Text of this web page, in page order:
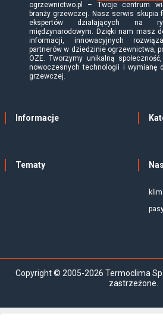
ogrzewnictwo.pl – Twoje centrum
branży grzewczej. Nasz serwis skupia
ekspertów działających na
międzynarodowym. Dzięki nam masz
informacji, innowacyjnych
partnerów w dziedzinie ogrzewnictwa,
OZE. Tworzymy unikalną
nowoczesnych technologii i wymianę
grzewczej.
Informacje
Tematy
Copyright © 2005-2026 Termoclima
zastrzeżone.